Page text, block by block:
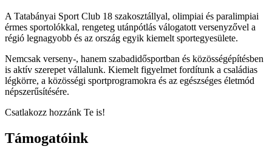
A Tatabányai Sport Club 18 szakosztállyal, olimpiai és paralimpiai
érmes sportolókkal, rengeteg utánpótlás válogatott versenyzővel a
régió legnagyobb és az ország egyik kiemelt sportegyesülete.
Nemcsak verseny-, hanem szabadidősportban és közösségépítésben
is aktív szerepet vállalunk. Kiemelt figyelmet fordítunk a családias
légkörre, a közösségi sportprogramokra és az egészséges életmód
népszerűsítésére.
Csatlakozz hozzánk Te is!
Támogatóink